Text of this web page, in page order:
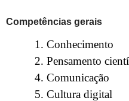
Competências gerais
1. Conhecimento
2. Pensamento
4. Comunicação
5. Cultura digital